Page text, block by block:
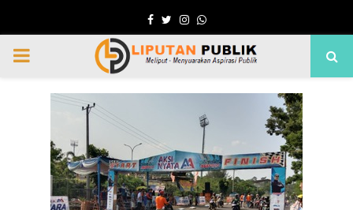
Facebook
TwitterInstagram
Whatsapp
PRIMARY
MENU